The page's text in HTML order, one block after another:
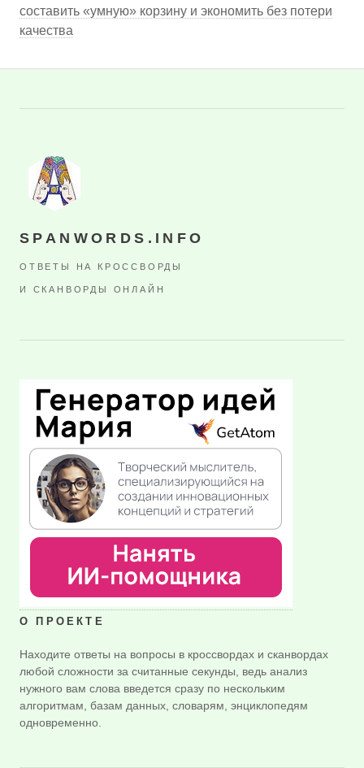
составить «умную» корзину и экономить без потери
качества
SPANWORDS.INFO
ОТВЕТЫ НА КРОССВОРДЫ
И СКАНВОРДЫ ОНЛАЙН
О ПРОЕКТЕ
Находите ответы на вопросы в кроссвордах и сканвордах
любой сложности за считанные секунды, ведь анализ
нужного вам слова введется сразу по нескольким
алгоритмам, базам данных, словарям, энциклопедям
одновременно.